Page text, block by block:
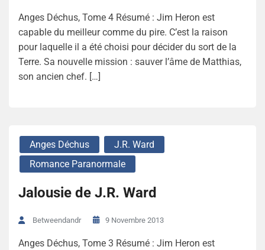
Anges Déchus, Tome 4 Résumé : Jim Heron est
capable du meilleur comme du pire. C’est la raison
pour laquelle il a été choisi pour décider du sort de la
Terre. Sa nouvelle mission : sauver l’âme de Matthias,
son ancien chef. […]
Anges Déchus
J.R. Ward
Romance Paranormale
Jalousie de J.R. Ward
Betweendandr 9 Novembre 2013
Anges Déchus, Tome 3 Résumé : Jim Heron est